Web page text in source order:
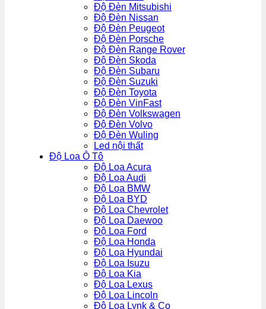
Độ Đèn Mitsubishi
Độ Đèn Nissan
Độ Đèn Peugeot
Độ Đèn Porsche
Độ Đèn Range Rover
Độ Đèn Skoda
Độ Đèn Subaru
Độ Đèn Suzuki
Độ Đèn Toyota
Độ Đèn VinFast
Độ Đèn Volkswagen
Độ Đèn Volvo
Độ Đèn Wuling
Led nội thất
Độ Loa Ô Tô
Độ Loa Acura
Độ Loa Audi
Độ Loa BMW
Độ Loa BYD
Độ Loa Chevrolet
Độ Loa Daewoo
Độ Loa Ford
Độ Loa Honda
Độ Loa Hyundai
Độ Loa Isuzu
Độ Loa Kia
Độ Loa Lexus
Độ Loa Lincoln
Độ Loa Lynk & Co